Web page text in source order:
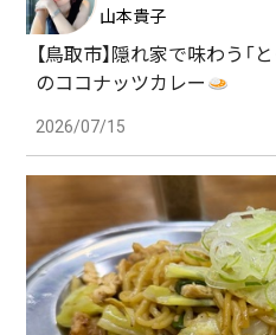
山本貴子
【鳥取市】隠れ家で味わう「
のココナッツカレー
2026/07/15